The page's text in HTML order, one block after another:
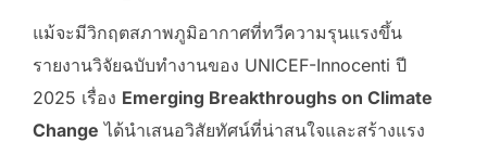
แม้จะมีวิกฤตสภาพภูมิอากาศที่ทวีความรุนแรงขึ้น
รายงานวิจัยฉบับทำงานของ UNICEF-Innocenti ปี
2025 เรื่อง Emerging Breakthroughs on Climate
Change ได้นำเสนอวิสัยทัศน์ที่น่าสนใจและสร้างแรง